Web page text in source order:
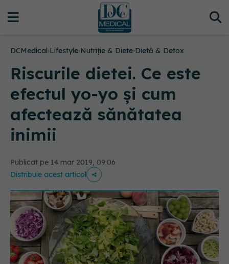
DCMedical›Lifestyle›Nutriție & Diete›Dietă & Detox
Riscurile dietei. Ce este
efectul yo-yo și cum
afectează sănătatea
inimii
Publicat pe 14 mar 2019, 09:06
Distribuie acest articol